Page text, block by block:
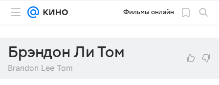
Фильмы онлайн
Брэндон Ли Том
Brandon Lee Tom